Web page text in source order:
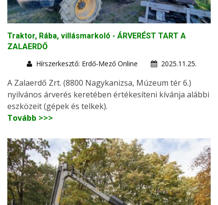
Traktor, Rába, villásmarkoló - ÁRVERÉST TART A
ZALAERDŐ
Hírszerkesztő: Erdő-Mező Online
2025.11.25.
A Zalaerdő Zrt. (8800 Nagykanizsa, Múzeum tér 6.)
nyilvános árverés keretében értékesíteni kívánja alábbi
eszközeit (gépek és telkek).
Tovább >>>